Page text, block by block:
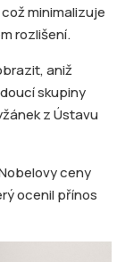
minimalizuje
rozlišení.
aniž
skupiny
z Ústavu
ceny
ocenil přínos